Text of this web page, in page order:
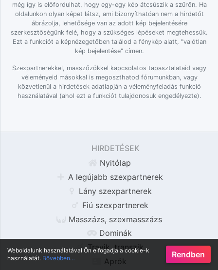
még így is előfordulhat, hogy egy-egy kép átcsúszik a szűrőn. Ha
oldalunkon olyan képet látsz, ami bizonyíthatóan nem a hirdetőt
ábrázolja, lehetősége van az adott kép bejelentésére
szerkesztőségünk felé, hogy a szükséges lépéseket megtehessük.
Ezt a funkciót a képnézegetőben találod a fénykép alatt, "valótlan
kép bejelentése" címen.
Szexpartnerekkel, masszőzökkel kapcsolatos tapasztalataid vagy
véleményeid másokkal is megoszthatod fórumunkban, vagy
közvetlenül a hirdetések adatlapján a véleményfeladás funkció
használatával (ahol ezt a funkciót tulajdonosuk engedélyezte).
HIRDETÉSEK
Nyitólap
A legújabb szexpartnerek
Lány szexpartnerek
Fiú szexpartnerek
Masszázs, szexmasszázs
Dominák
Travik, transzik
Aprók
Weboldalunk használatával Ön elfogadja a cookie-k
használatát. Bővebben… Rendben